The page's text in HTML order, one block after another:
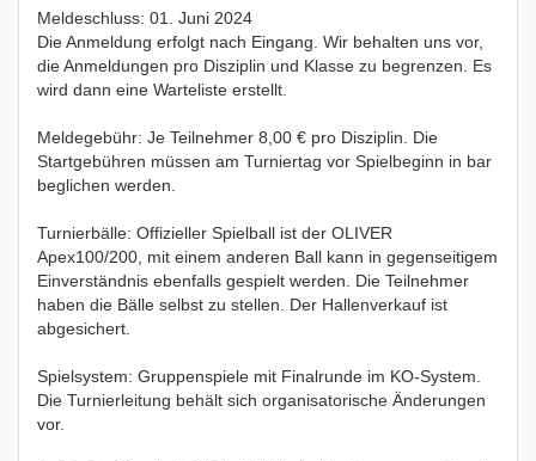
Meldeschluss: 01. Juni 2024
Die Anmeldung erfolgt nach Eingang. Wir behalten uns vor,
die Anmeldungen pro Disziplin und Klasse zu begrenzen. Es
wird dann eine Warteliste erstellt.
Meldegebühr: Je Teilnehmer 8,00 € pro Disziplin. Die
Startgebühren müssen am Turniertag vor Spielbeginn in bar
beglichen werden.
Turnierbälle: Offizieller Spielball ist der OLIVER
Apex100/200, mit einem anderen Ball kann in gegenseitigem
Einverständnis ebenfalls gespielt werden. Die Teilnehmer
haben die Bälle selbst zu stellen. Der Hallenverkauf ist
abgesichert.
Spielsystem: Gruppenspiele mit Finalrunde im KO-System.
Die Turnierleitung behält sich organisatorische Änderungen
vor.